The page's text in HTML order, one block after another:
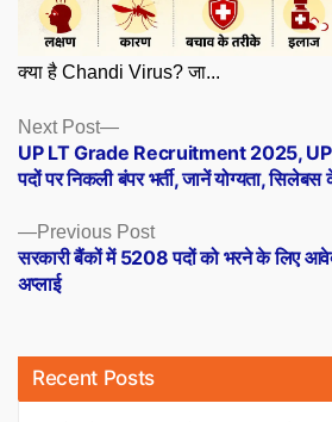
क्या है Chandi Virus? जा...
Posts
navigation
Previous PostPrevious
post:
सरकारी बैंकों में 5208 पदों को भरने के लिए
अप्लाई
Next Post
Next
post:
UP LT Grade Recruitment 2025, UP
पदों पर निकली बंपर भर्ती, जानें योग्यता, सिलेबस
Recent Posts